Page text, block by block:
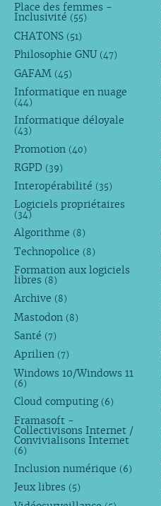
Place des femmes -
Inclusivité (55)
CHATONS (51)
Philosophie GNU (47)
GAFAM (45)
Informatique en nuage
(44)
Informatique déloyale
(43)
Promotion (40)
RGPD (39)
Interopérabilité (35)
Logiciels propriétaires
(34)
Algorithme (8)
Technopolice (8)
Formation aux logiciels
libres (8)
Archive (8)
Mastodon (8)
Santé (7)
Aprilien (7)
Windows 10/Windows 11
(6)
Cloud computing (6)
Framasoft -
Collectivisons Internet /
Convivialisons Internet
(6)
Inclusion numérique (6)
Jeux libres (5)